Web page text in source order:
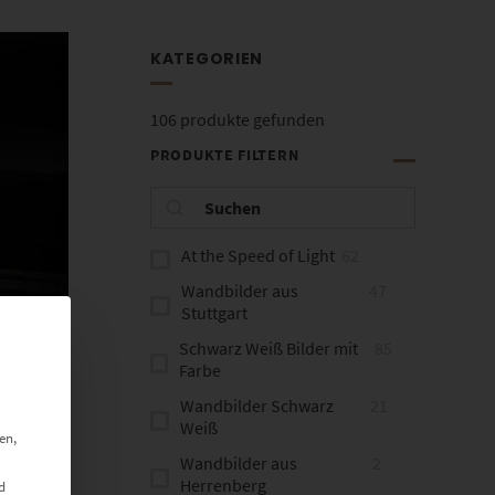
KATEGORIEN
106 produkte gefunden
PRODUKTE FILTERN
At the Speed of Light
Wandbilder aus
Stuttgart
Schwarz Weiß Bilder mit
Farbe
Wandbilder Schwarz
Weiß
Wandbilder aus
Herrenberg